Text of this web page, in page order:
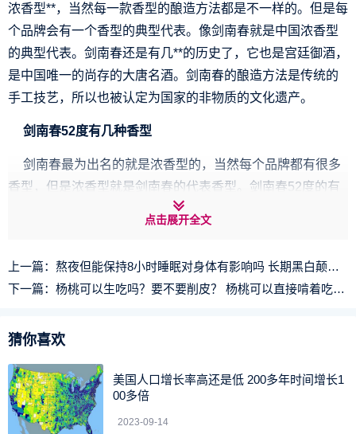
浓香型**，当然每一款香型的酿造方法都是不一样的。但是每
个品牌会有一个香型的典型代表。像剑南春就是中国浓香型
的典型代表。剑南春还是有几**的历史了，它也是宫廷御酒，
是中国唯一的尚存的大唐名酒。剑南春的酿造方法是传统的
手工技艺，所以也被认定为国家的非物质的文化遗产。
剑南春52度有几种香型
剑南春最为出名的就是浓香型的，当然每个品牌都有很多
香型，但是浓香型就是剑南春的代表香型。剑南春52度的有
酱香型的、浓香型的，当然浓香型是最好的。剑南春的酿造
你知道剑南春52度有几种香型了吗。
以上分享的剑南春是什么香型的酒、剑南春52度有几种香
问题吧。
点击展开全文
上一篇： 熬夜但能保持8小时睡眠对身体有影响吗 长期黑白颠倒算熬夜吗
下一篇： 杨桃可以生吃吗？要不要削皮？ 杨桃可以直接啃着吃吗要削皮吗
猜你喜欢
美国人口增长率高还是低 200多年时间增长1
00多倍
2023-09-14